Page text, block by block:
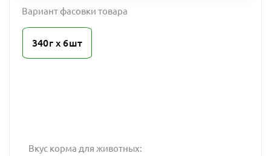
Вариант фасовки товара
340г х 6шт
Вкус корма для животных: